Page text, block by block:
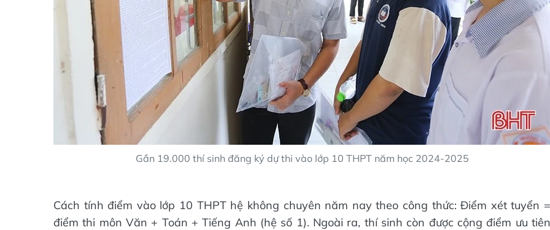
Gần 19.000 thí sinh đăng ký dự thi vào lớp 10 THPT năm học 2024-2025
Cách tính điểm vào lớp 10 THPT hệ không chuyên năm nay theo công thức: Điểm xét tuyển =
điểm thi môn Văn + Toán + Tiếng Anh (hệ số 1). Ngoài ra, thí sinh còn được cộng điểm ưu tiên